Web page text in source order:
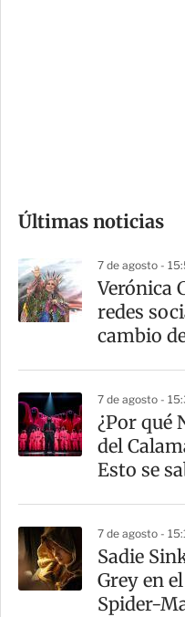
m
a
r
t
Últimas noticias
7 de agosto -
Verónica
redes
cambio
7 de agosto -
¿Por qué
del
Esto se
7 de agosto -
Sadie
Grey en
Spider-